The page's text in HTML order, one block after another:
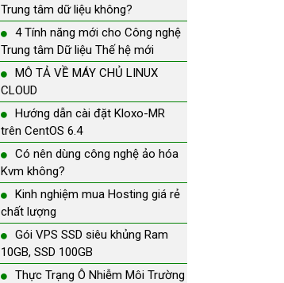
Trung tâm dữ liệu không?
4 Tính năng mới cho Công nghệ
Trung tâm Dữ liệu Thế hệ mới
MÔ TẢ VỀ MÁY CHỦ LINUX
CLOUD
Hướng dẫn cài đặt Kloxo-MR
trên CentOS 6.4
Có nên dùng công nghệ ảo hóa
Kvm không?
Kinh nghiệm mua Hosting giá rẻ
chất lượng
Gói VPS SSD siêu khủng Ram
10GB, SSD 100GB
Thực Trạng Ô Nhiễm Môi Trường